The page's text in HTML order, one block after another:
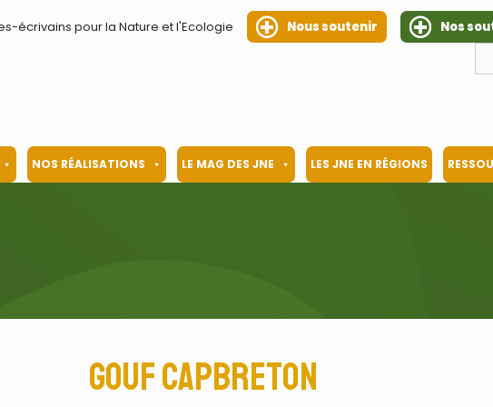
écrivains pour la Nature et l'Ecologie Nous soutenir Nos
NOS RÉALISATIONS LE MAG DES JNE LES JNE EN RÉGIONS
Gouf Capbreton